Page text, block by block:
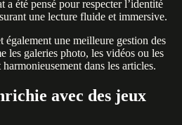
a été pensé pour respecter l’identité
une lecture fluide et immersive.
également une meilleure gestion des
les galeries photo, les vidéos ou les
dans les articles.
avec des jeux